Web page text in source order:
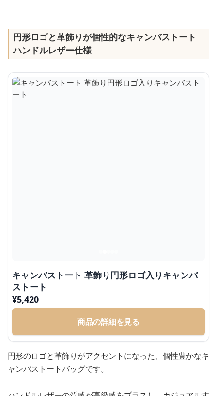
円形ロゴと革飾りが個性的なキャンバストート
ハンドルレザー仕様
キャンバストート 革飾り円形ロゴ入りキャンバ
ストート
¥5,420
商品の詳細を見る
円形のロゴと革飾りがアクセントになった、個性豊かなキ
ャンバストートバッグです。